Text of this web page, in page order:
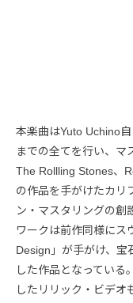
本楽曲はYuto Uchino
までの全てを行い、マ
The Rollling Stones、
の作品を手がけたカリ
ン・マスタリングの創
ワークは前作同様にス
Design」が手がけ、宝
した作品となっている
したリリック・ビデオ